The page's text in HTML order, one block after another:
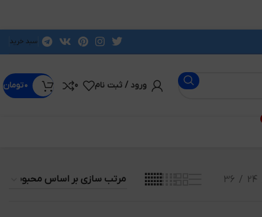
سبد خرید
ورود / ثبت نام 0 ۰تومان
24
36